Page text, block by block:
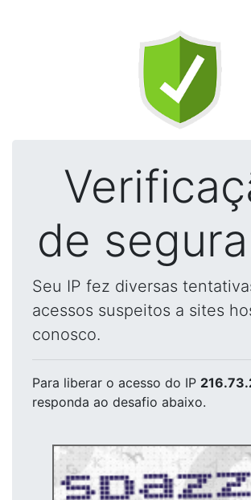
de
Seu IP fez diversas
acessos suspeitos a sites
conosco.
Para liberar o acesso do IP
responda ao desafio abaixo.